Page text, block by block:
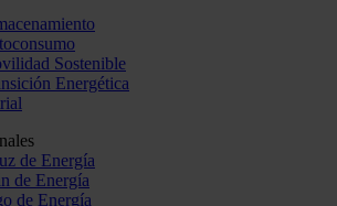
Sostenible
Energética
de Energía
de Energía
de Energía